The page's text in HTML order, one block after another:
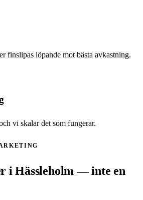
finslipas löpande mot bästa avkastning.
vi skalar det som fungerar.
iHässleholm — inte en